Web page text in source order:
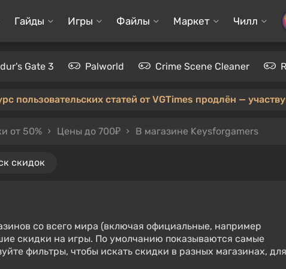
Гайды Игры Файлы Маркет Чилл
Gate 3 Palworld Crime Scene Cleaner
пользовательских статей от VGTimes продлён —
от 50% Цены до 700₽ В магазине Keysforgamers
скидок
со всего мира (включая официальные, например
скидки на игры. По умолчанию показываются самые
фильтры, чтобы искать скидки в разных магазинах, для